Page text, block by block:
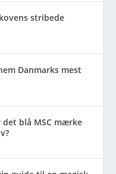
stribede
Danmarks mest
blå MSC mærke